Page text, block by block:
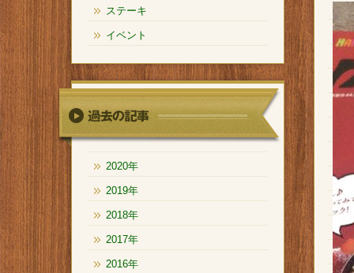
ステーキ
イベント
2020年
2019年
2018年
2017年
2016年